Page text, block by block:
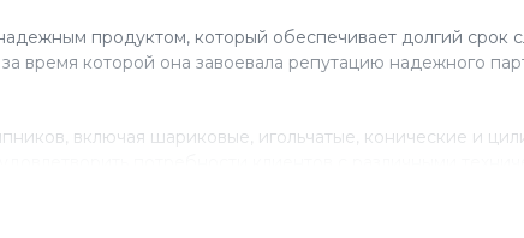
продуктом, который обеспечивает долгий срок
время которой она завоевала репутацию надежного
включая шариковые, игольчатые, конические и